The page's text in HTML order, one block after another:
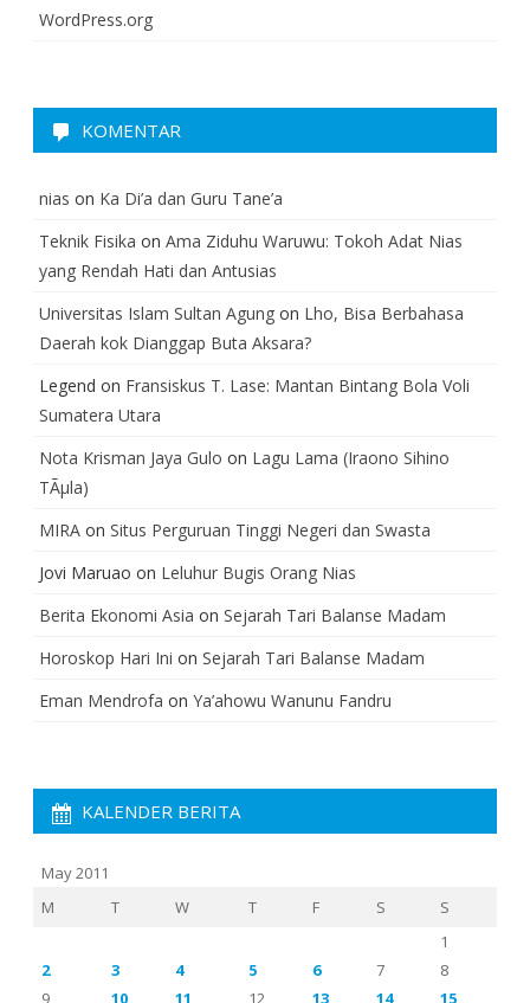
WordPress.org
KOMENTAR
nias on Ka Di’a dan Guru Tane’a
Teknik Fisika on Ama Ziduhu Waruwu: Tokoh Adat Nias
yang Rendah Hati dan Antusias
Universitas Islam Sultan Agung on Lho, Bisa Berbahasa
Daerah kok Dianggap Buta Aksara?
Legend on Fransiskus T. Lase: Mantan Bintang Bola Voli
Sumatera Utara
Nota Krisman Jaya Gulo on Lagu Lama (Iraono Sihino
TÃµla)
MIRA on Situs Perguruan Tinggi Negeri dan Swasta
Jovi Maruao on Leluhur Bugis Orang Nias
Berita Ekonomi Asia on Sejarah Tari Balanse Madam
Horoskop Hari Ini on Sejarah Tari Balanse Madam
Eman Mendrofa on Ya’ahowu Wanunu Fandru
KALENDER BERITA
May 2011
M
T W T F S
S
1
2
3 4 5 6 7
8
9
10 11 12 13 14 15